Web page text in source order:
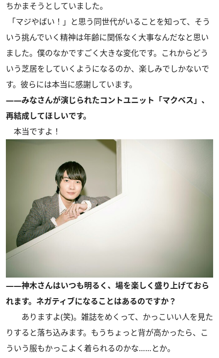
ちかまそうとしていました。
「マジやばい！」と思う同世代がいることを知って、そう
いう挑んでいく精神は年齢に関係なく大事なんだなと思い
ました。僕のなかですごく大きな変化です。これからどう
いう芝居をしていくようになるのか、楽しみでしかないで
す。彼らには本当に感謝しています。
――みなさんが演じられたコントユニット「マクベス」、
再結成してほしいです。
本当ですよ！
――神木さんはいつも明るく、場を楽しく盛り上げておら
れます。ネガティブになることはあるのですか？
ありますよ(笑)。雑誌をめくって、かっこいい人を見た
りすると落ち込みます。もうちょっと背が高かったら、こ
ういう服もかっこよく着られるのかな……とか。